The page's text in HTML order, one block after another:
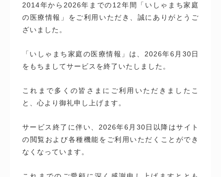
2014年から2026年までの12年間「いしゃまち家庭
の医療情報」をご利用いただき、誠にありがとうご
ざいました。
「いしゃまち家庭の医療情報」は、2026年6月30日
をもちましてサービスを終了いたしました。
これまで多くの皆さまにご利用いただきましたこ
と、心より御礼申し上げます。
サービス終了に伴い、2026年6月30日以降はサイト
の閲覧および各種機能をご利用いただくことができ
なくなっています。